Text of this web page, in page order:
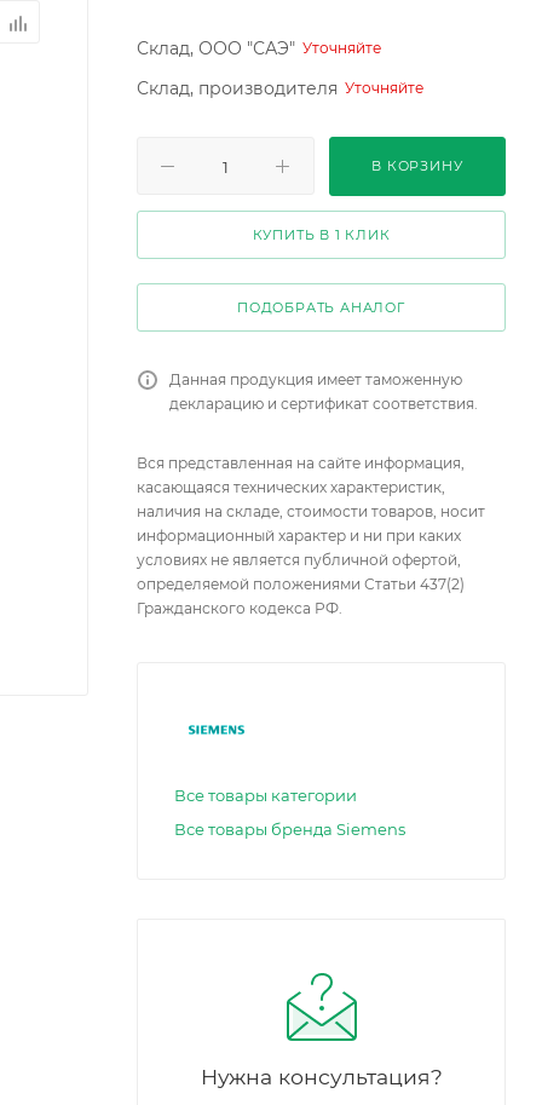
Склад, ООО "САЭ" Уточняйте
Склад, производителя Уточняйте
В КОРЗИНУ
КУПИТЬ В 1 КЛИК
ПОДОБРАТЬ АНАЛОГ
Данная продукция имеет таможенную
декларацию и сертификат соответствия.
Вся представленная на сайте информация,
касающаяся технических характеристик,
наличия на складе, стоимости товаров, носит
информационный характер и ни при каких
условиях не является публичной офертой,
определяемой положениями Статьи 437(2)
Гражданского кодекса РФ.
Все товары категории
Все товары бренда Siemens
Нужна консультация?